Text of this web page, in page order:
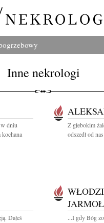
Inne nekrologi
dniu
kochana
Z głebokim
odszedł od
Dałeś
...I gdy Bóg